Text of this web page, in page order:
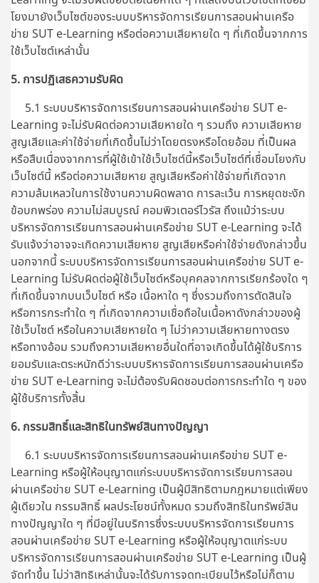
โยงมายังเว็บไซต์ของระบบบริหารจัดการเรียนการสอนผ่านเครือ
ข่าย SUT e-Learning หรือต่อความเสียหายใด ๆ ที่เกิดขึ้นจากการ
ใช้เว็บไซต์เหล่านั้น
5. การปฏิเสธความรับผิด
5.1 ระบบบริหารจัดการเรียนการสอนผ่านเครือข่าย SUT e-
Learning จะไม่รับผิดต่อความเสียหายใด ๆ รวมถึง ความเสียหาย
สูญเสียและค่าใช้จ่ายที่เกิดขึ้นไม่ว่าโดยตรงหรือโดยอ้อม ที่เป็นผล
หรือสืบเนื่องจากการที่ผู้ใช้เข้าใช้เว็บไซต์นี้หรือเว็บไซต์ที่เชื่อมโยงกับ
เว็บไซต์นี้ หรือต่อความเสียหาย สูญเสียหรือค่าใช้จ่ายที่เกิดจาก
ความล้มเหลวในการใช้งานความผิดพลาด การละเว้น การหยุดชะงัก
ข้อบกพร่อง ความไม่สมบูรณ์ คอมพิวเตอร์ไวรัส ถึงแม้ว่าระบบ
บริหารจัดการเรียนการสอนผ่านเครือข่าย SUT e-Learning จะได้
รับแจ้งว่าอาจจะเกิดความเสียหาย สูญเสียหรือค่าใช้จ่ายดังกล่าวขึ้น
นอกจากนี้ระบบบริหารจัดการเรียนการสอนผ่านเครือข่าย SUT e-
Learning ไม่รับผิดต่อผู้ใช้เว็บไซต์หรือบุคคลจากการเรียกร้องใด ๆ
ที่เกิดขึ้นจากบนเว็บไซต์ หรือ เนื้อหาใด ๆ ซึ่งรวมถึงการตัดสินใจ
หรือการกระทำใด ๆ ที่เกิดจากความเชื่อถือในเนื้อหาดังกล่าวของผู้
ใช้เว็บไซต์ หรือในความเสียหายใด ๆ ไม่ว่าความเสียหายทางตรง
หรือทางอ้อม รวมถึงความเสียหายอื่นใดที่อาจเกิดขึ้นได้ผู้ใช้บริการ
ยอมรับและตระหนักดีว่าระบบบริหารจัดการเรียนการสอนผ่านเครือ
ข่าย SUT e-Learning จะไม่ต้องรับผิดชอบต่อการกระทำใด ๆ ของ
ผู้ใช้บริการทั้งสิ้น
6. กรรมสิทธิ์และสิทธิในทรัพย์สินทางปัญญา
6.1 ระบบบริหารจัดการเรียนการสอนผ่านเครือข่าย SUT e-
Learning หรือผู้ให้อนุญาตแก่ระบบบริหารจัดการเรียนการสอน
ผ่านเครือข่าย SUT e-Learning เป็นผู้มีสิทธิตามกฎหมายแต่เพียง
ผู้เดียวใน กรรมสิทธิ์ ผลประโยชน์ทั้งหมด รวมถึงสิทธิในทรัพย์สิน
ทางปัญญาใด ๆ ที่มีอยู่ในบริการซึ่งระบบบริหารจัดการเรียนการ
สอนผ่านเครือข่าย SUT e-Learning หรือผู้ให้อนุญาตแก่ระบบ
บริหารจัดการเรียนการสอนผ่านเครือข่าย SUT e-Learning เป็นผู้
จัดทำขึ้น ไม่ว่าสิทธิเหล่านั้นจะได้รับการจดทะเบียนไว้หรือไม่ก็ตาม